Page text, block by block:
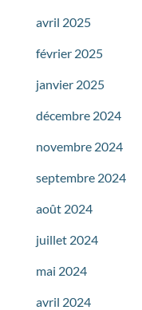
avril 2025
février 2025
janvier 2025
décembre 2024
novembre 2024
septembre 2024
août 2024
juillet 2024
mai 2024
avril 2024